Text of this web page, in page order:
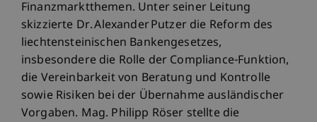
Finanzmarktthemen. Unter seiner Leitung
skizzierte Dr. Alexander Putzer die Reform des
liechtensteinischen Bankengesetzes,
insbesondere die Rolle der Compliance-Funktion,
die Vereinbarkeit von Beratung und Kontrolle
sowie Risiken bei der Übernahme ausländischer
Vorgaben. Mag. Philipp Röser stellte die